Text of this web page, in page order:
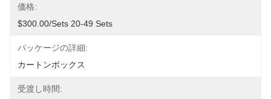
価格:
$300.00/sets 20-49 Sets
パッケージの詳細:
カートンボックス
受渡し時間: